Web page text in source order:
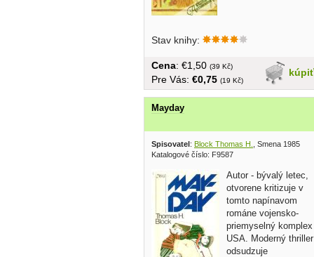
Stav knihy:
kúpiť
Cena: €1,50 (39 Kč)
Pre Vás: €0,75 (19 Kč)
Mayday
Spisovatel: Block Thomas H.
, Smena 1985
Katalogové číslo: F9587
Autor - bývalý letec,
otvorene kritizuje v
tomto napínavom
románe vojensko-
priemyselný komplex
USA. Moderný thriller
odsudzuje